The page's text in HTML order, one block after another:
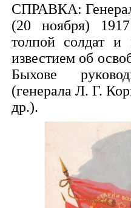
СПРАВКА:
(20 ноября)
толпой солдат и
известием об
Быхове
(генерала Л. Г.
др.).